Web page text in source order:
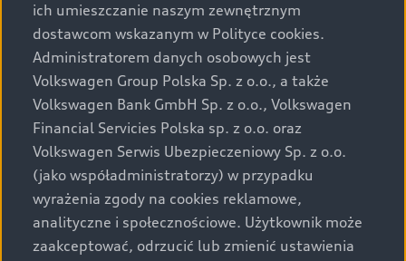
prezentowanych wersjach. Przedstawione detale
wyposażenia mogą różnić się od specyfikacji
przewidzianej na rynek polski. Zamieszczone zdjęcia
mogą przedstawiać wyposażenie opcjonalne, dostępne
za dopłatą. Wiążące ustalenie ceny, wyposażenia i
specyfikacji pojazdu następują w umowie sprzedaży, a
określenie parametrów technicznych zawiera
świadectwo homologacji typu pojazdu. Zastrzegamy
sobie prawo do zmian i pomyłek. Wszelkie informacje
prezentowane na stronie są aktualne na dzień ich
zamieszczania. W celu uzyskania najnowszych
informacji prosimy kontaktować się z Partnerem Marki
ich umieszczanie naszym zewnętrznym
dostawcom wskazanym w Polityce cookies.
Administratorem danych osobowych jest
Volkswagen Group Polska Sp. z o.o., a także
Volkswagen Bank GmbH Sp. z o.o., Volkswagen
Financial Servicies Polska sp. z o.o. oraz
Volkswagen Serwis Ubezpieczeniowy Sp. z o.o.
(jako współadministratorzy) w przypadku
wyrażenia zgody na cookies reklamowe,
analityczne i społecznościowe. Użytkownik może
zaakceptować, odrzucić lub zmienić ustawienia